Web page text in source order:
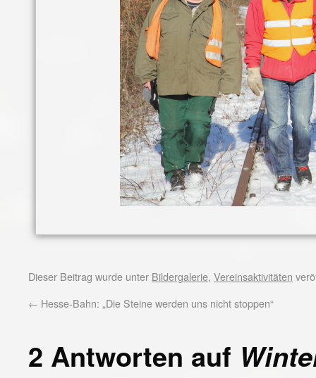
Dieser Beitrag wurde unter Bildergalerie, Vereinsaktivitäten
← Hesse-Bahn: „Die Steine werden uns nicht stoppen“
2 Antworten auf